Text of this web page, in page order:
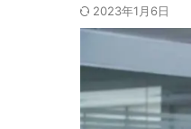
2023年1月6日